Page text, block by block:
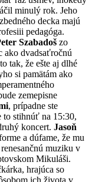
minulý rok. Jeho
decka majú
pedagóga.
Szabadoš zo
ako dvadsaťročnú
tak, že ešte aj dlhé
si pamätám ako
zemepisne
, prípadne ste
to stihnúť na 15:30,
koncert. Jasoň
a dúfame, že mu
muziku v
Mikuláši.
hrajúca so
ich života v